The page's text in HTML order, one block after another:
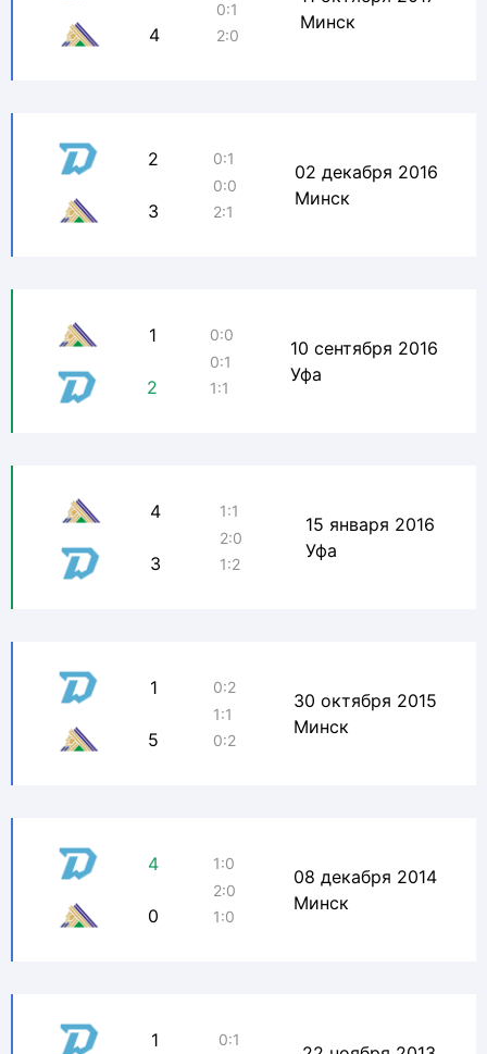
4
0:1
2:0
Минск
2
3
0:1
0:0
2:1
02 декабря 2016
Минск
1
2
0:0
0:1
1:1
10 сентября 2016
Уфа
4
3
1:1
2:0
1:2
15 января 2016
Уфа
1
5
0:2
1:1
0:2
30 октября 2015
Минск
4
0
1:0
2:0
1:0
08 декабря 2014
Минск
1
0:1